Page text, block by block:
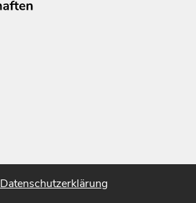
Datenschutzerklärung